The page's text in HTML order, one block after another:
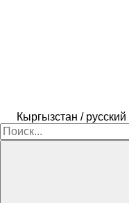
Кыргызстан / русский